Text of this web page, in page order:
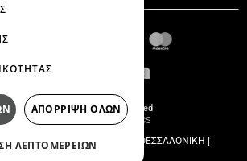
Veluso BoutiqueAll rights reserved
& developed by
NETMECHANICS
Π. ΓΕΡΜΑΝΟΥ 26 Τ.Κ 546 22 ΘΕΣΣΑΛΟΝΙΚΗ
ΑΠΟΡΡΙΨΗ ΟΛΩΝ
ΛΕΠΤΟΜΕΡΕΙΩΝ